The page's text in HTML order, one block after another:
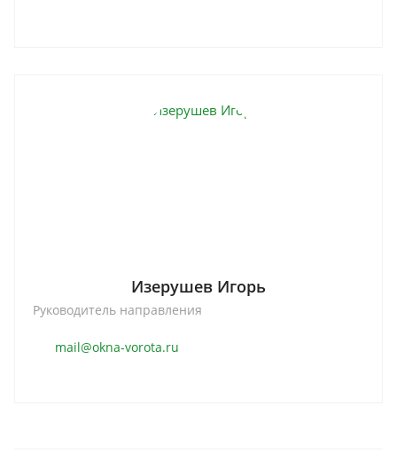
Изерушев Игорь
Руководитель направления
mail@okna-vorota.ru